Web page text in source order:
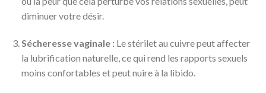
diminuer votre désir.
Sécheresse vaginale :Le stérilet au cuivre peut affecter
la lubrification naturelle, ce qui rend les rapports sexuels
moins confortables et peut nuire à la libido.